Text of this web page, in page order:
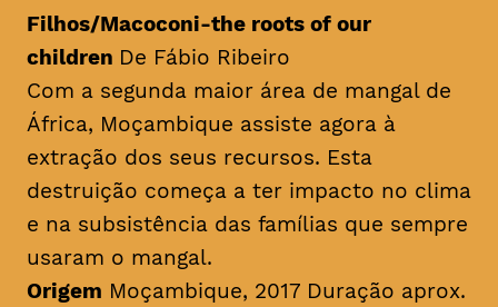
Filhos/Macoconi-the roots of our
children De Fábio Ribeiro
Com a segunda maior área de mangal de
África, Moçambique assiste agora à
extração dos seus recursos. Esta
destruição começa a ter impacto no clima
e na subsistência das famílias que sempre
usaram o mangal.
Origem Moçambique, 2017 Duração aprox.